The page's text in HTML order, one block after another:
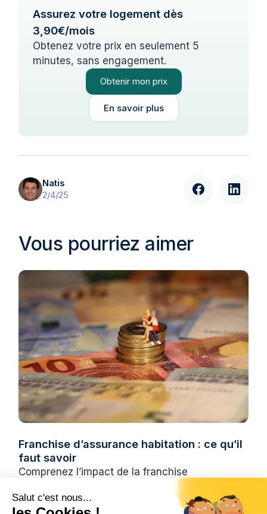
Assurez votre logement dès
3,90€/mois
Obtenez votre prix en seulement 5
minutes, sans engagement.
Obtenir mon prix
En savoir plus
Natis
2/4/25
Vous pourriez aimer
Franchise d’assurance habitation : ce qu’il
faut savoir
Comprenez l’impact de la franchise
remboursements et votre budget.
Salut c'est nous...